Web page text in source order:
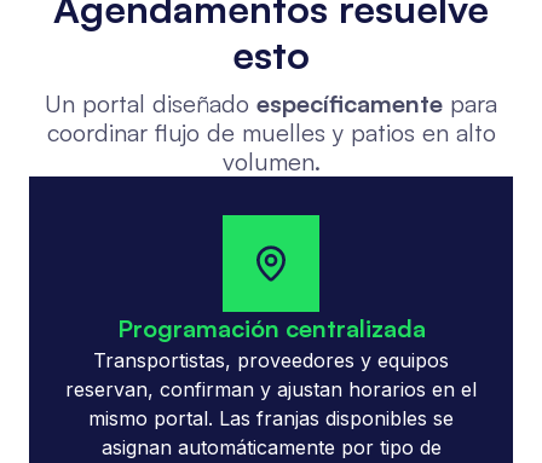
esto
Un portal diseñado específicamente para
coordinar flujo de muelles y patios en alto
volumen.
Programación centralizada
Transportistas, proveedores y equipos
reservan, confirman y ajustan horarios en el
mismo portal. Las franjas disponibles se
asignan automáticamente por tipo de